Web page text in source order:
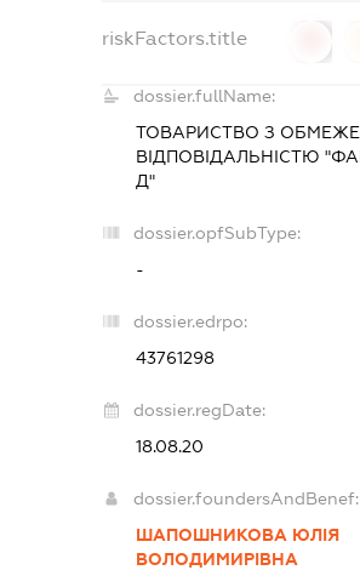
riskFactors.title
dossier.fullName:
ТОВАРИСТВО З
ВІДПОВІДАЛЬНІСТЮ
Д"
dossier.opfSubType:
-
dossier.edrpo:
43761298
dossier.regDate:
18.08.20
dossier.foundersAndBenef:
ШАПОШНИКОВА ЮЛІЯ
ВОЛОДИМИРІВНА